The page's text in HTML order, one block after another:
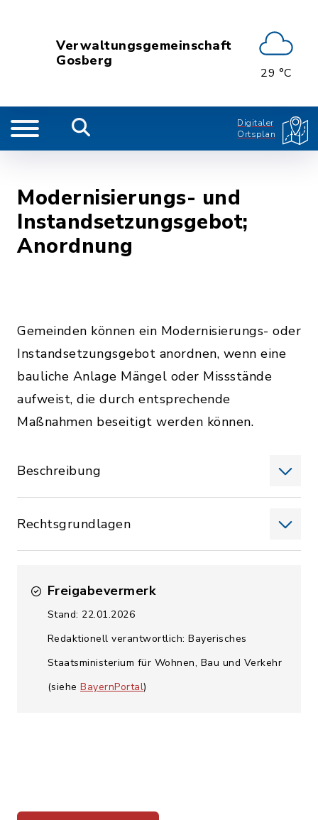
Verwaltungsgemeinschaft
Gosberg
29 °C
Digitaler
Ortsplan
Modernisierungs- und
Instandsetzungsgebot;
Anordnung
Gemeinden können ein Modernisierungs- oder
Instandsetzungsgebot anordnen, wenn eine
bauliche Anlage Mängel oder Missstände
aufweist, die durch entsprechende
Maßnahmen beseitigt werden können.
Beschreibung
Rechtsgrundlagen
Freigabevermerk
Stand: 22.01.2026
Redaktionell verantwortlich: Bayerisches
Staatsministerium für Wohnen, Bau und Verkehr
(siehe BayernPortal)